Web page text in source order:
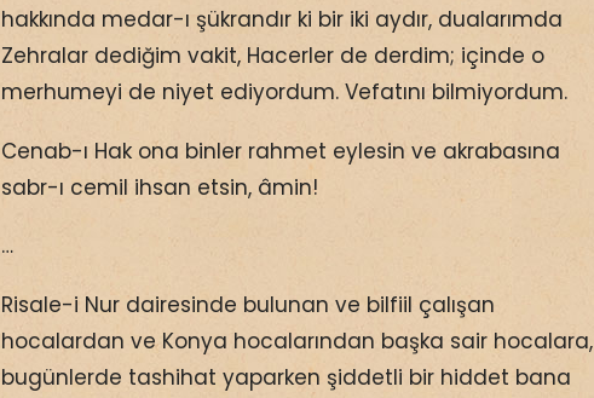
hakkında medar-ı şükrandır ki bir iki aydır, dualarımda
Zehralar dediğim vakit, Hacerler de derdim; içinde o
merhumeyi de niyet ediyordum. Vefatını bilmiyordum.
Cenab-ı Hak ona binler rahmet eylesin ve akrabasına
sabr-ı cemil ihsan etsin, âmin!
…
Risale-i Nur dairesinde bulunan ve bilfiil çalışan
hocalardan ve Konya hocalarından başka sair hocalara,
bugünlerde tashihat yaparken şiddetli bir hiddet bana